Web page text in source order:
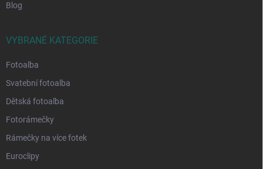
Blog
VYBRANÉ KATEGORIE
Fotoalba
Svatební fotoalba
Dětská fotoalba
Fotorámečky
Rámečky na více fotek
Euroclipy